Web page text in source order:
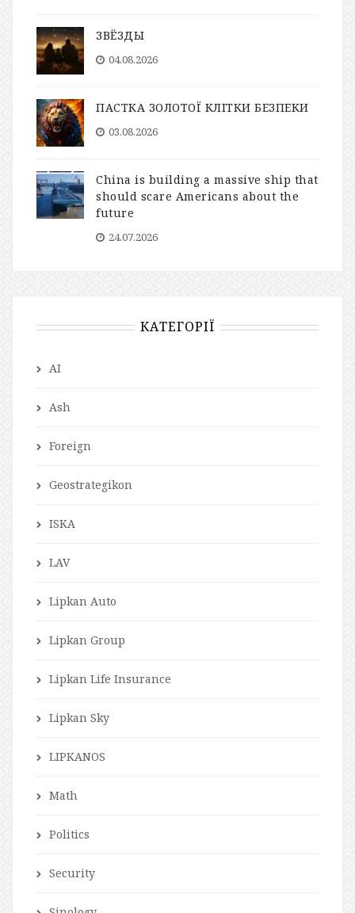
ЗВЁЗДЫ
04.08.2026
ПАСТКА ЗОЛОТОЇ КЛІТКИ БЕЗПЕКИ
03.08.2026
China is building a massive ship that
should scare Americans about the
future
24.07.2026
КАТЕГОРІЇ
AI
Ash
Foreign
Geostrategikon
ISKA
LAV
Lipkan Auto
Lipkan Group
Lipkan Life Insurance
Lipkan Sky
LIPKANOS
Math
Politics
Security